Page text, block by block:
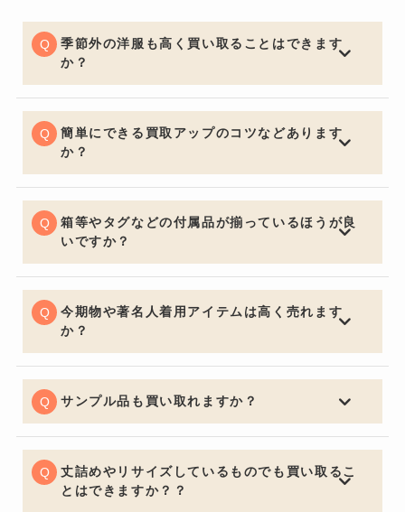
季節外の洋服も高く買い取ることはできます
か？
となる場合がございますが、BETTER CALL BROSKIで
は季節問わず精一杯の価格でお買取りさせていただきま
す。
簡単にできる買取アップのコツなどあります
か？
いくら流行の品やブランド品であっても、汚れていると
査定額は下がってしまいます。見た目はとても大切なポ
イントです。
箱等やタグなどの付属品が揃っているほうが良
いですか？
ッグの場合は保管用の布袋など付属品があると信頼性も
上がり査定額アップの重要ポイントになります。
今期物や著名人着用アイテムは高く売れます
か？
セールになっていたりすると査定額にも響くため売却を
ご検討の際は購入してからなるべく早く売るのをオスス
メ致します。著名人が身に着けているものなどは入手困
難になり需要が高く買い取り価格も高くなります。
サンプル品も買い取れますか？
安くなってしまいますがサンプルか関係なしにデザイン
で中古市場は値段が決まるためサンプル品でも全く問題
ございません。
丈詰めやリサイズしているものでも買い取るこ
とはできますか？？